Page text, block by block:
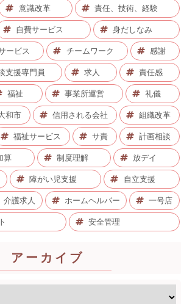
意識改革 責任、技術、経験
自費サービス 身だしなみ
ービス チームワーク 感謝
支援専門員 求人 責任感
福祉 事業所運営 礼儀
和市 信用される会社 組織改革
福祉サービス サ責 計画相談
算 制度理解 放デイ
障がい児支援 自立支援
介護求人 ホームヘルパー 一号店
安全管理
アーカイブ